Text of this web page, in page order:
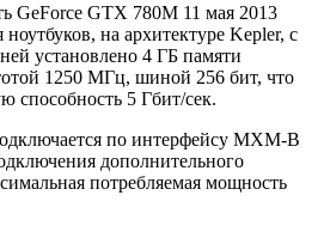
GeForce GTX 780M 11 мая 2013
на архитектуре Kepler, с
установлено 4 ГБ памяти
1250 МГц, шиной 256 бит, что
способность 5 Гбит/сек.
по интерфейсу MXM-B
дополнительного
потребляемая мощность